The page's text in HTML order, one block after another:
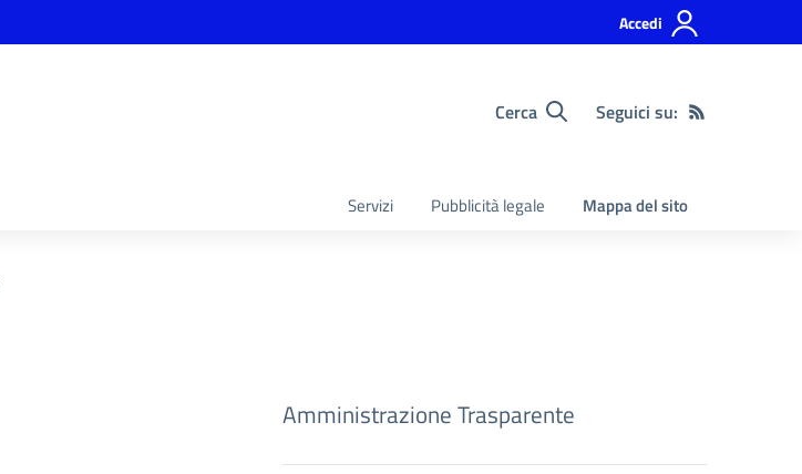
Accedi
Cerca Seguici su:
Servizi Pubblicità legale Mappa del sito
Amministrazione Trasparente